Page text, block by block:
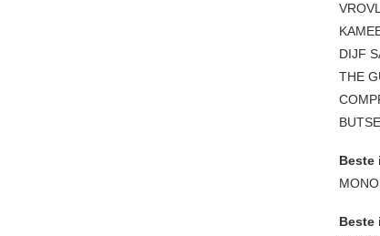
DIJF
THE
Beste
Beste